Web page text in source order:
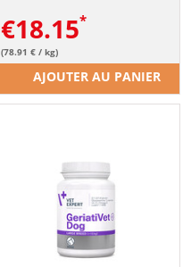
€18.15
(78.91 € / kg)
AJOUTER AU PANIER